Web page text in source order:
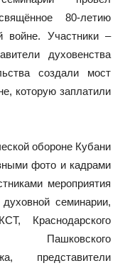
80-летию
войне. Участники –
духовенства
создали мост
которую заплатили
обороне Кубани
фото и кадрами
мероприятия
семинарии,
Краснодарского
Пашковского
представители